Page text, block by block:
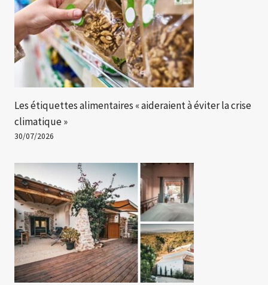
Les étiquettes alimentaires « aideraient à éviter la crise
climatique »
30/07/2026